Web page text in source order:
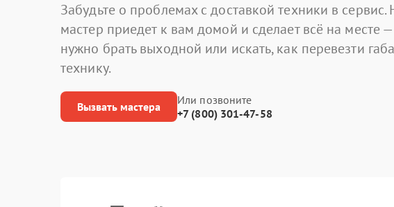
Забудьте о проблемах с доставкой техники в сервис.
мастер приедет к вам домой и сделает всё на месте
нужно брать выходной или искать, как перевезти
технику.
Вызвать мастера
Или позвоните
+7 (800) 301-47-58